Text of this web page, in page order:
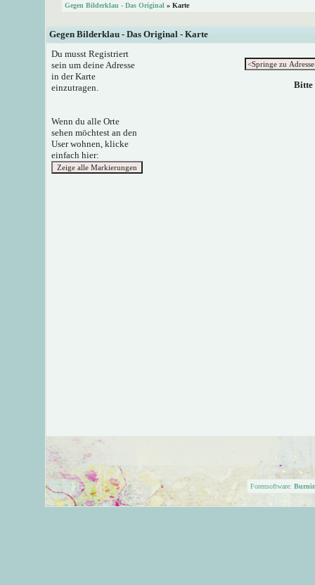
Gegen Bilderklau - Das Original » Karte
Gegen Bilderklau - Das Original - Karte
Du musst Registriert
sein um deine Adresse
in der Karte
einzutragen.
Wenn du alle Orte
sehen möchtest an den
User wohnen, klicke
einfach hier:
Bitte
Forensoftware: